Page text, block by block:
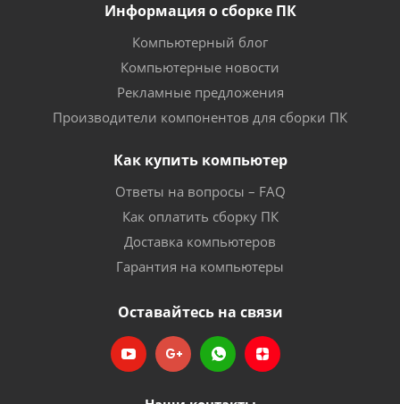
Информация о сборке ПК
Компьютерный блог
Компьютерные новости
Рекламные предложения
Производители компонентов для сборки ПК
Как купить компьютер
Ответы на вопросы – FAQ
Как оплатить сборку ПК
Доставка компьютеров
Гарантия на компьютеры
Оставайтесь на связи